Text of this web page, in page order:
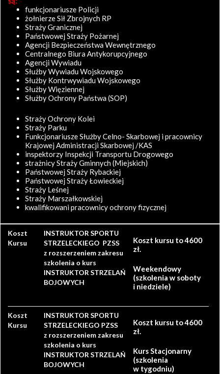
funkcjonariusze Policji
żołnierze Sił Zbrojnych RP
Straży Granicznej
Państwowej Straży Pożarnej
Agencji Bezpieczeństwa Wewnętrznego
Centralnego Biura Antykorupcyjnego
Agencji Wywiadu
Służby Wywiadu Wojskowego
Służby Kontrwywiadu Wojskowego
Służby Więziennej
Służby Ochrony Państwa (SOP)
Straży Ochrony Kolei
Straży Parku
Funkcjonariusze Służby Celno- Skarbowej i pracownicy
Krajowej Administracji Skarbowej /KAS
inspektorzy Inspekcji Transportu Drogowego
strażnicy Straży Gminnych (Miejskich)
Państwowej Straży Rybackiej
Państwowej Straży Łowieckiej
Straży Leśnej
Straży Marszałkowskiej
kwalifikowani pracownicy ochrony fizycznej
Koszt
Kursu
INSTRUKTOR SPORTU
STRZELECKIEGO PZSS
z rozszerzeniem zakresu
szkolenia o kurs
INSTRUKTOR STRZELAŃ
BOJOWYCH
Koszt kursu to 4600
zł.
Weekendowy
(szkolenia w soboty
i niedziele)
Koszt
Kursu
INSTRUKTOR SPORTU
STRZELECKIEGO PZSS
z rozszerzeniem zakresu
szkolenia o kurs
INSTRUKTOR STRZELAŃ
BOJOWYCH
Koszt kursu to 4600
zł.
Kurs Stacjonarny
(szkolenia
w tygodniu)